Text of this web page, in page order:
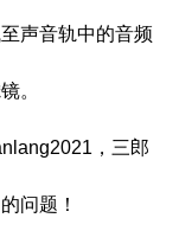
声音轨中的音频
。
，三郎
问题！